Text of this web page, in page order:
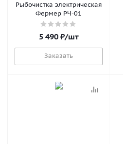
Рыбочистка электрическая
Фермер РЧ-01
5 490₽/шт
Заказать